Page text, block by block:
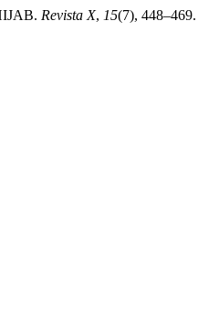
Revista X, 15(7), 448–469.